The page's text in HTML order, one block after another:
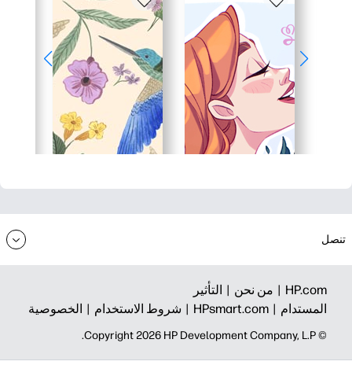
تنصل
HP.com | من نحن | التأثير
المستدام | HPsmart.com | شروط الاستخدام | الخصوصية
© Copyright 2026 HP Development Company, L.P.